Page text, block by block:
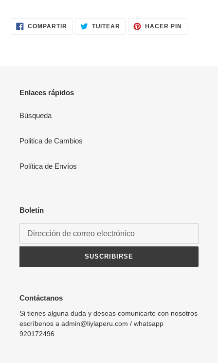
COMPARTIR COMPARTIR
EN
TUITEAR TUITEARHACER PIN
Enlaces rápidos
Búsqueda
Politica de Cambios
Política de Envíos
Boletín
SUSCRIBIRSE
Contáctanos
Si tienes alguna duda y deseas comunicarte con nosotros
escríbenos a admin@liylaperu.com / whatsapp
920172496